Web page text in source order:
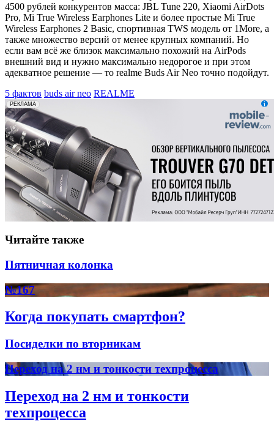
4500 рублей конкурентов масса: JBL Tune 220, Xiaomi AirDots
Pro, Mi True Wireless Earphones Lite и более простые Mi True
Wireless Earphones 2 Basic, спортивная TWS модель от 1More, а
также множество версий от менее крупных компаний. Но
если вам всё же близок максимально похожий на AirPods
внешний вид и нужно максимально недорогое и при этом
адекватное решение — то realme Buds Air Neo точно подойдут.
5 фактов buds air neo REALME
erid: 2VfnxxmNzs5
РЕКЛАМА
Читайте также
Пятничная колонка
№167
Когда покупать смартфон?
Посиделки по вторникам
Переход на 2 нм и тонкости техпроцесса
Переход на 2 нм и тонкости
техпроцесса